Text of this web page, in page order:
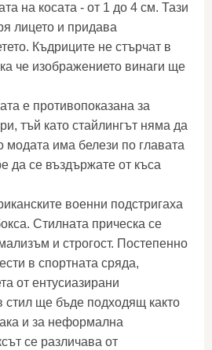
на косата - от 1 до 4 см. Тази
лицето и придава
Къдриците не стърчат в
че изображението винаги ще
е противопоказана за
тъй като стайлингът няма да
има белези по главата
да се въздържате от къса
военни подстригаха
Стилната прическа се
и строгост. Постепенно
в спортната сряда,
от ентусиазирани
стил ще бъде подходящ както
и за неформална
се различава от